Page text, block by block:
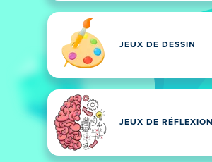
JEUX DE DESSIN
JEUX DE RÉFLEXION